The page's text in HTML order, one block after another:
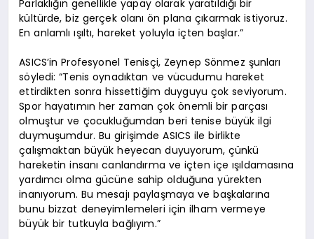
Parlaklığın genellikle yapay olarak yaratıldığı bir
kültürde, biz gerçek olanı ön plana çıkarmak istiyoruz.
En anlamlı ışıltı, hareket yoluyla içten başlar.”
ASICS’in Profesyonel Tenisçi, Zeynep Sönmez şunları
söyledi: “Tenis oynadıktan ve vücudumu hareket
ettirdikten sonra hissettiğim duyguyu çok seviyorum.
Spor hayatımın her zaman çok önemli bir parçası
olmuştur ve çocukluğumdan beri tenise büyük ilgi
duymuşumdur. Bu girişimde ASICS ile birlikte
çalışmaktan büyük heyecan duyuyorum, çünkü
hareketin insanı canlandırma ve içten içe ışıldamasına
yardımcı olma gücüne sahip olduğuna yürekten
inanıyorum. Bu mesajı paylaşmaya ve başkalarına
bunu bizzat deneyimlemeleri için ilham vermeye
büyük bir tutkuyla bağlıyım.”